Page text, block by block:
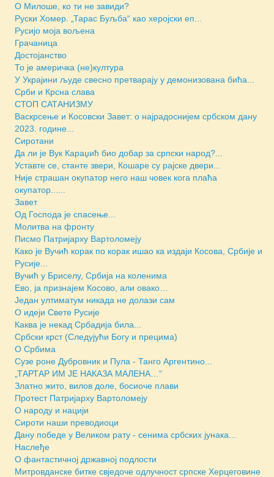
О Милоше, ко ти не завиди?
Руски Хомер. „Тарас Буљба“ као херојски еп...
Русијо моја вољена
Грачаница
Достојанство
То је америчка (не)култура
У Украјини људе свесно претварају у демонизована бића...
Срби и Крсна слава
СТОП САТАНИЗМУ
Васкрсење и Косовски Завет: о најрадоснијем србском дану
2023. године...
Сиротани
Да ли је Вук Караџић био добар за српски народ?...
Уставте се, станте звери, Кошаре су рајске двери...
Није страшан окупатор него наш човек кога плаћа
окупатор......
Завет
Од Господа је спасење...
Молитва на фронту
Писмо Патријарху Вартоломеју
Како је Вучић корак по корак ишао ка издаји Косова, Србије и
Русије...
Вучић у Бриселу, Србија на коленима
Ево, ја признајем Косово, али овако…
Један ултиматум никада не долази сам
О идеји Свете Русије
Каква је некад Србадија била...
Србски крст (Следујући Богу и прецима)
О Србима
Сузе роне Дубровник и Пула - Танго Аргентино...
„ТАРТАР ИМ ЈЕ НАКАЗА МАЛЕНА…“
Златно жито, вилов доле, босиоче плави
Протест Патријарху Вартоломеју
О народу и нацији
Сироти наши преводиоци
Дану победе у Великом рату - сенима србских јунака...
Наслеђе
О фантастичној државној подлости
Митровданске битке свједочe одлучност српске Херцеговине